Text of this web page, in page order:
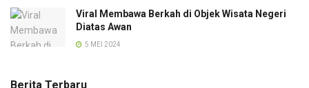
Viral Membawa Berkah di Objek Wisata Negeri
Diatas Awan
5 MEI 2024
Berita Terbaru